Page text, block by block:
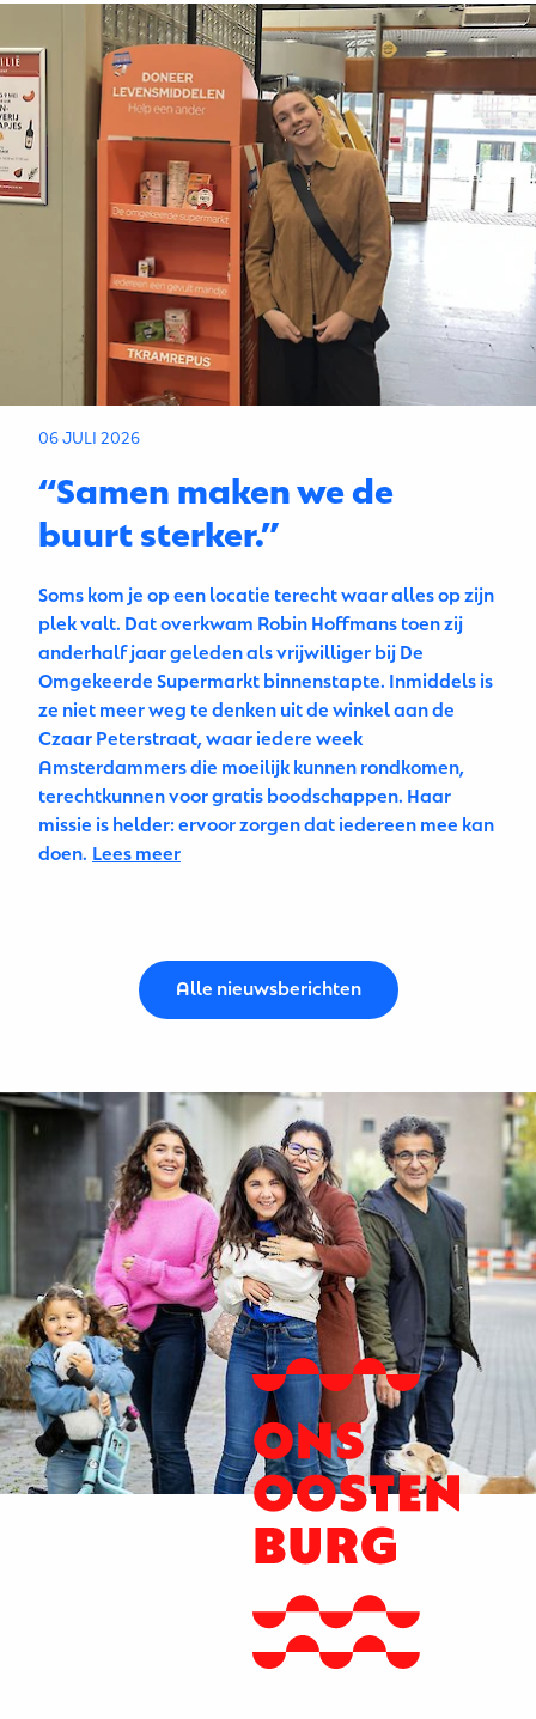
06 JULI 2026
“Samen maken we de
buurt sterker.”
Soms kom je op een locatie terecht waar alles op zijn
plek valt. Dat overkwam Robin Hoffmans toen zij
anderhalf jaar geleden als vrijwilliger bij De
Omgekeerde Supermarkt binnenstapte. Inmiddels is
ze niet meer weg te denken uit de winkel aan de
Czaar Peterstraat, waar iedere week
Amsterdammers die moeilijk kunnen rondkomen,
terechtkunnen voor gratis boodschappen. Haar
missie is helder: ervoor zorgen dat iedereen mee kan
doen. Lees meer
Alle nieuwsberichten